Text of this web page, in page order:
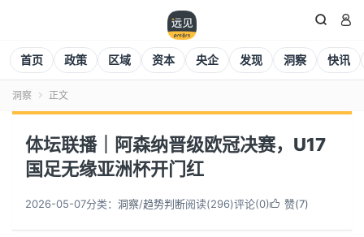
 
首页 政策 区域 资本 央企 发现 洞察 快讯
洞察  正文
体坛联播｜阿森纳晋级欧冠决赛，U17
国足无缘亚洲杯开门红
2026-05-07分类： 洞察/趋势判断阅读(297)评论(0) 赞(7)